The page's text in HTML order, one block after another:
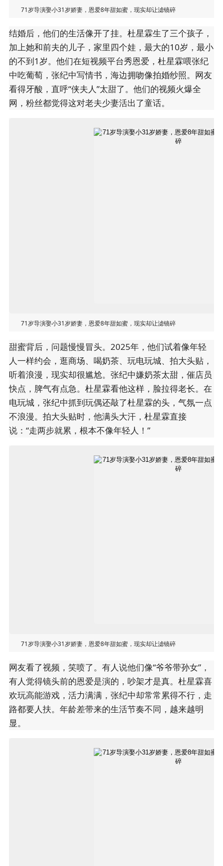
71岁导演娶小31岁娇妻，恩爱8年甜如蜜，现实却让滤镜碎
结婚后，他们的生活像开了挂。杜星霖生了三个孩子，
加上她和前夫的儿子，家里四个娃，最大的10岁，最小
的不到1岁。他们在短视频平台秀恩爱，杜星霖喂张纪
中吃葡萄，张纪中写情书，海边拥吻像拍婚纱照。网友
看得牙酸，直呼“侠夫人”太甜了。他们的视频火爆全
网，粉丝都觉得这对老夫少妻活出了童话。
71岁导演娶小31岁娇妻，恩爱8年甜如蜜，现实却让滤镜碎
甜蜜背后，问题慢慢冒头。2025年，他们试着像年轻
人一样约会，逛商场、喝奶茶、玩电玩城、拍大头贴，
听着浪漫，现实却很尴尬。张纪中嫌奶茶太甜，催店员
快点，脾气有点急。杜星霖看他这样，脸拉得老长。在
电玩城，张纪中抓到玩偶还敲了杜星霖的头，气氛一点
不浪漫。拍大头贴时，他满头大汗，杜星霖直接
说：“走两步就累，根本不像年轻人！”
71岁导演娶小31岁娇妻，恩爱8年甜如蜜，现实却让滤镜碎
网友看了视频，笑喷了。有人说他们像“爷爷带孙女”，
有人觉得镜头前的恩爱是演的，吵架才是真。杜星霖喜
欢玩高能游戏，活力满满，张纪中却常常累得不行，走
路都要人扶。年龄差带来的生活节奏不同，越来越明
显。